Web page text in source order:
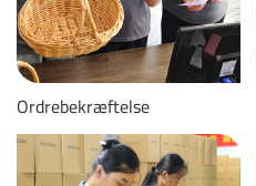
Ordrebekræftelse